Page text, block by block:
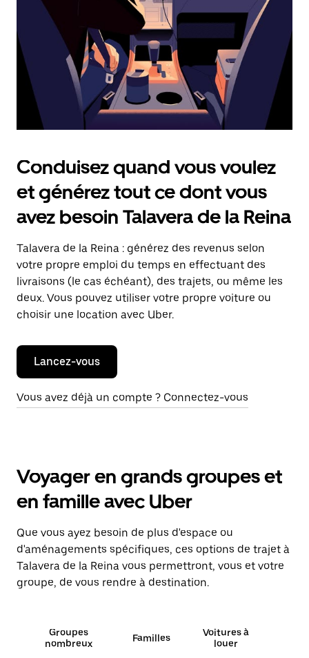
touche
pour
fermer
le
calendrier.
Conduisez quand vous voulez
et générez tout ce dont vous
avez besoin Talavera de la Reina
Talavera de la Reina : générez des revenus selon
votre propre emploi du temps en effectuant des
livraisons (le cas échéant), des trajets, ou même les
deux. Vous pouvez utiliser votre propre voiture ou
choisir une location avec Uber.
Lancez-vous
Vous avez déjà un compte ? Connectez-vous
Voyager en grands groupes et
en famille avec Uber
Que vous ayez besoin de plus d'espace ou
d'aménagements spécifiques, ces options de trajet à
Talavera de la Reina vous permettront, vous et votre
groupe, de vous rendre à destination.
Groupes
nombreux
Familles
Voitures à
louer